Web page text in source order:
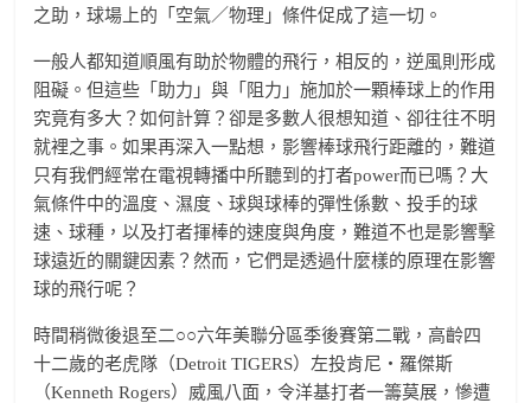
之助，球場上的「空氣／物理」條件促成了這一切。
一般人都知道順風有助於物體的飛行，相反的，逆風則形成
阻礙。但這些「助力」與「阻力」施加於一顆棒球上的作用
究竟有多大？如何計算？卻是多數人很想知道、卻往往不明
就裡之事。如果再深入一點想，影響棒球飛行距離的，難道
只有我們經常在電視轉播中所聽到的打者power而已嗎？大
氣條件中的溫度、濕度、球與球棒的彈性係數、投手的球
速、球種，以及打者揮棒的速度與角度，難道不也是影響擊
球遠近的關鍵因素？然而，它們是透過什麼樣的原理在影響
球的飛行呢？
時間稍微後退至二○○六年美聯分區季後賽第二戰，高齡四
十二歲的老虎隊（Detroit TIGERS）左投肯尼‧羅傑斯
（Kenneth Rogers）威風八面，令洋基打者一籌莫展，慘遭